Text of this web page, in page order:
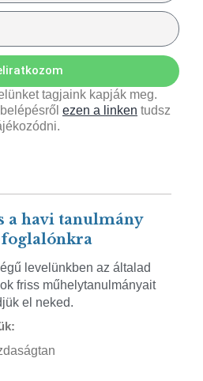
tagjaink kapják meg.
ezen a linken tudsz
a havi tanulmány
levelünkben az általad
friss műhelytanulmányait
el neked.